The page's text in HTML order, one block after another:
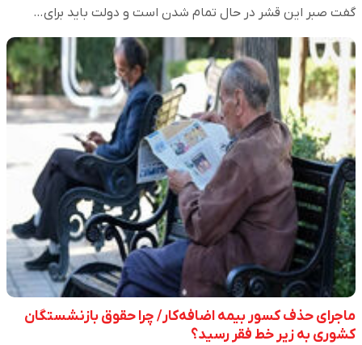
گفت صبر این قشر در حال تمام شدن است و دولت باید برای…
ماجرای حذف کسور بیمه اضافه‌کار/ چرا حقوق بازنشستگان
کشوری به زیر خط فقر رسید؟